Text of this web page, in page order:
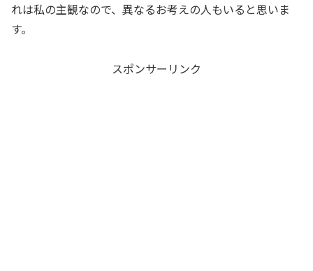
れは私の主観なので、異なるお考えの人もいると思いま
す。
スポンサーリンク